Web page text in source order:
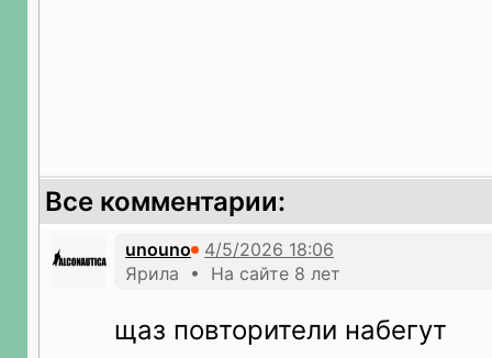
Все комментарии:
unouno
Ярила • На сайте 8 лет
щаз повторители набегут